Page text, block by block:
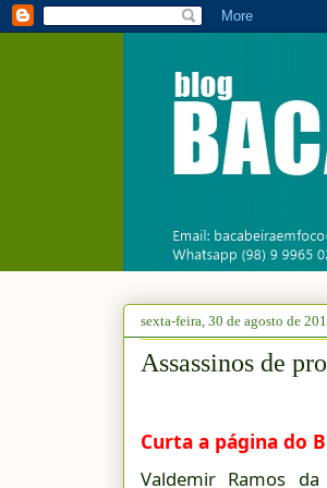
sexta-feira, 30 de agosto de
Assassinos de
Curta a página do
Valdemir Ramos